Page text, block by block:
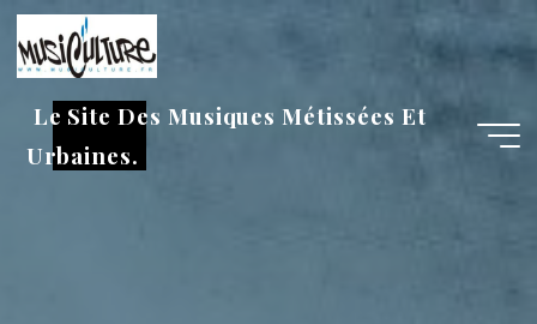
Aller
au
contenu
Le Site Des Musiques Métissées Et
Urbaines.